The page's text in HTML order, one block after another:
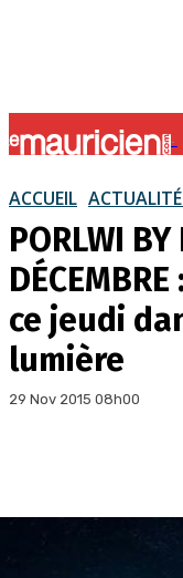
-
ACCUEIL
PORLWI
ce jeudi
lumière
29 Nov 2015 08h00